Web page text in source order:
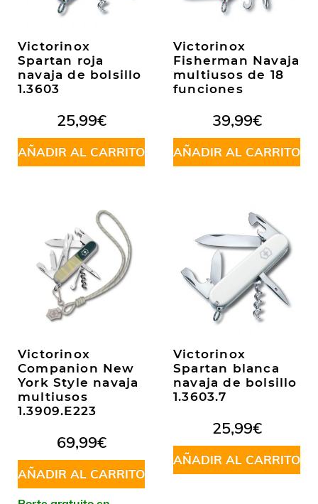
Victorinox
Spartan roja
navaja de bolsillo
1.3603
25,99€
AÑADIR AL CARRITO
Victorinox
Fisherman Navaja
multiusos de 18
funciones
39,99€
AÑADIR AL CARRITO
Victorinox
Companion New
York Style navaja
multiusos
1.3909.E223
69,99€
AÑADIR AL CARRITO
Victorinox
Spartan blanca
navaja de bolsillo
1.3603.7
25,99€
AÑADIR AL CARRITO